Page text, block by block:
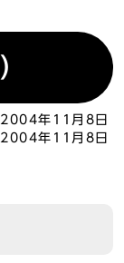
2004年11月8日
2004年11月8日